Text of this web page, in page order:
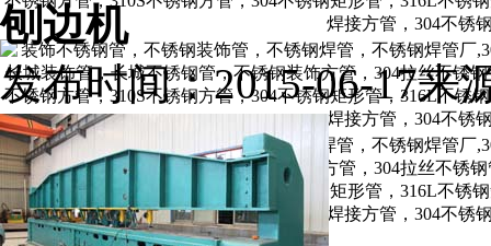
刨边机
发布时间：2015-06-17来